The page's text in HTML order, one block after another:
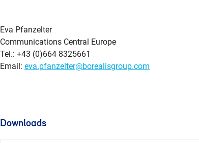
Eva Pfanzelter
Communications Central Europe
Tel.: +43 (0)664 8325661
Email: eva.pfanzelter@borealisgroup.com
Downloads